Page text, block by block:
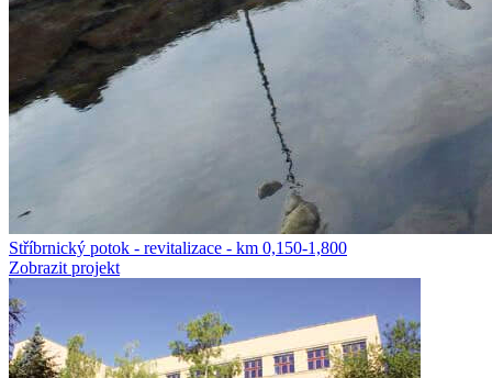
Stříbrnický potok - revitalizace - km 0,150-1,800
Zobrazit projekt